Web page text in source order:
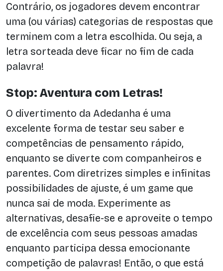
Contrário, os jogadores devem encontrar
uma (ou várias) categorias de respostas que
terminem com a letra escolhida. Ou seja, a
letra sorteada deve ficar no fim de cada
palavra!
Stop: Aventura com Letras!
O divertimento da Adedanha é uma
excelente forma de testar seu saber e
competências de pensamento rápido,
enquanto se diverte com companheiros e
parentes. Com diretrizes simples e infinitas
possibilidades de ajuste, é um game que
nunca sai de moda. Experimente as
alternativas, desafie-se e aproveite o tempo
de excelência com seus pessoas amadas
enquanto participa dessa emocionante
competição de palavras! Então, o que está